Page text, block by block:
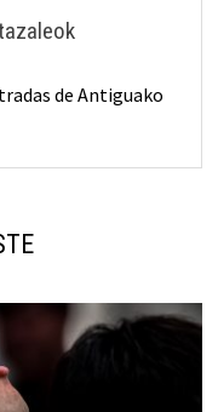
de Antiguako